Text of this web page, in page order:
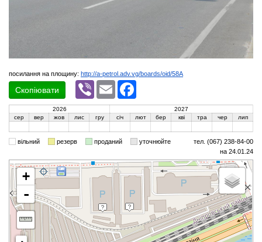
посилання на площину: http://a-petrol.adv.vg/boards/oid/58A
Скопіювати
Viber Email
2026
2027
сер
вер жов лис гру січ лют бер кві тра чер лип
вільний резерв проданий уточнюйте
тел. (067) 238-84-00
на 24.01.24
+
-